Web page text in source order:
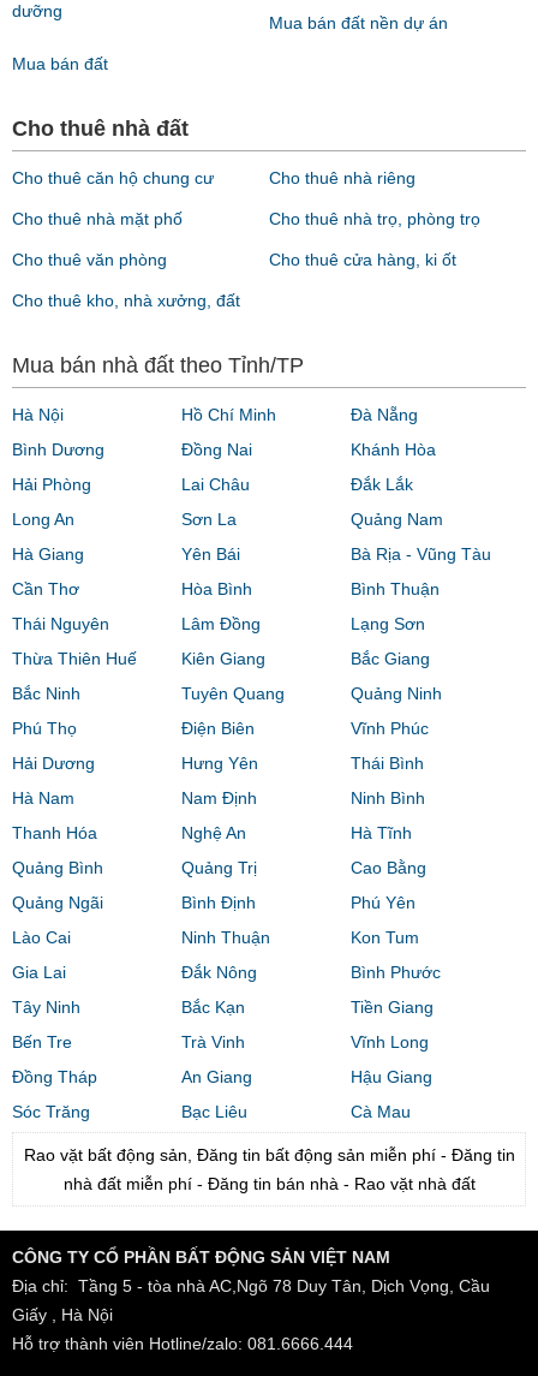
dưỡng
Mua bán đất nền dự án
Mua bán đất
Cho thuê nhà đất
Cho thuê căn hộ chung cư Cho thuê nhà riêng
Cho thuê nhà mặt phố Cho thuê nhà trọ, phòng trọ
Cho thuê văn phòng Cho thuê cửa hàng, ki ốt
Cho thuê kho, nhà xưởng, đất
Mua bán nhà đất theo Tỉnh/TP
Hà Nội Hồ Chí Minh
Đà Nẵng
Bình Dương
Đồng Nai
Khánh Hòa
Hải Phòng
Lai Châu
Đắk Lắk
Long An
Sơn La
Quảng Nam
Hà Giang
Yên Bái
Bà Rịa - Vũng Tàu
Cần Thơ
Hòa Bình
Bình Thuận
Thái Nguyên
Lâm Đồng
Lạng Sơn
Thừa Thiên Huế
Kiên Giang
Bắc Giang
Bắc Ninh
Tuyên Quang
Quảng Ninh
Phú Thọ
Điện Biên
Vĩnh Phúc
Hải Dương
Hưng Yên
Thái Bình
Hà Nam
Nam Định
Ninh Bình
Thanh Hóa
Nghệ An
Hà Tĩnh
Quảng Bình
Quảng Trị
Cao Bằng
Quảng Ngãi
Bình Định
Phú Yên
Lào Cai
Ninh Thuận
Kon Tum
Gia Lai
Đắk Nông
Bình Phước
Tây Ninh
Bắc Kạn
Tiền Giang
Bến Tre
Trà Vinh
Vĩnh Long
Đồng Tháp
An Giang
Hậu Giang
Sóc Trăng
Bạc Liêu Cà Mau
Rao vặt bất động sản, Đăng tin bất động sản miễn phí - Đăng tin
nhà đất miễn phí - Đăng tin bán nhà - Rao vặt nhà đất
CÔNG TY CỔ PHẦN BẤT ĐỘNG SẢN VIỆT NAM
Địa chỉ: Tầng 5 - tòa nhà AC,Ngõ 78 Duy Tân, Dịch Vọng, Cầu
Giấy , Hà Nội
Hỗ trợ thành viên Hotline/zalo: 081.6666.444